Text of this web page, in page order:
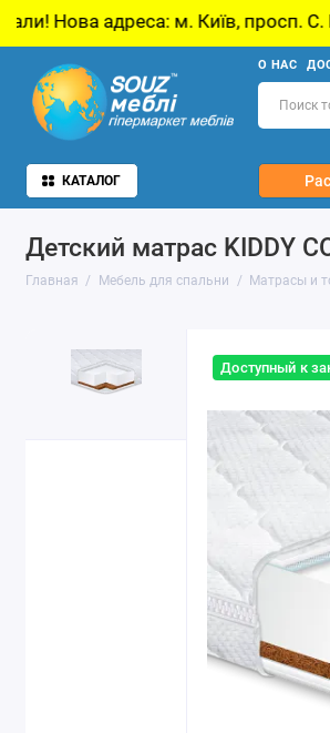
м. Київ, просп. С. Бандери, 21, Київ
О НАС
КАТАЛОГ
Детский матрас KIDDY
Главная Мебель для спальни Матрасы и
Доступный к